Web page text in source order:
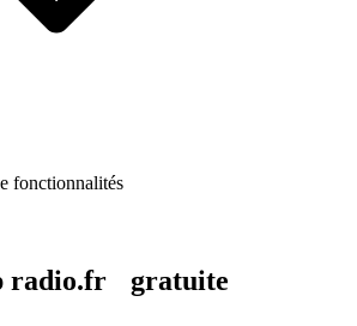
fonctionnalités
radio.fr gratuite